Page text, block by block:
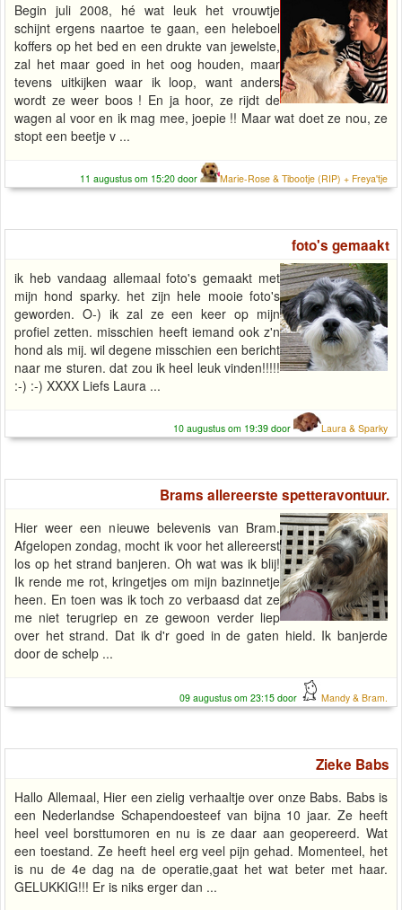
Begin juli 2008, hé wat leuk het vrouwtje
schijnt ergens naartoe te gaan, een heleboel
koffers op het bed en een drukte van jewelste,
zal het maar goed in het oog houden, maar
tevens uitkijken waar ik loop, want anders
wordt ze weer boos ! En ja hoor, ze rijdt de
wagen al voor en ik mag mee, joepie !! Maar wat doet ze nou, ze
stopt een beetje v ...
11 augustus om 15:20 door Marie-Rose & Tibootje (RIP) + Freya'tje
foto's gemaakt
ik heb vandaag allemaal foto's gemaakt met
mijn hond sparky. het zijn hele mooie foto's
geworden. O-) ik zal ze een keer op mijn
profiel zetten. misschien heeft iemand ook z'n
hond als mij. wil degene misschien een bericht
naar me sturen. dat zou ik heel leuk vinden!!!!!
:-) :-) XXXX Liefs Laura ...
10 augustus om 19:39 door Laura & Sparky
Brams allereerste spetteravontuur.
Hier weer een nieuwe belevenis van Bram.
Afgelopen zondag, mocht ik voor het allereerst
los op het strand banjeren. Oh wat was ik blij!
Ik rende me rot, kringetjes om mijn bazinnetje
heen. En toen was ik toch zo verbaasd dat ze
me niet terugriep en ze gewoon verder liep
over het strand. Dat ik d'r goed in de gaten hield. Ik banjerde
door de schelp ...
09 augustus om 23:15 door Mandy & Bram.
Zieke Babs
Hallo Allemaal, Hier een zielig verhaaltje over onze Babs. Babs is
een Nederlandse Schapendoesteef van bijna 10 jaar. Ze heeft
heel veel borsttumoren en nu is ze daar aan geopereerd. Wat
een toestand. Ze heeft heel erg veel pijn gehad. Momenteel, het
is nu de 4e dag na de operatie,gaat het wat beter met haar.
GELUKKIG!!! Er is niks erger dan ...